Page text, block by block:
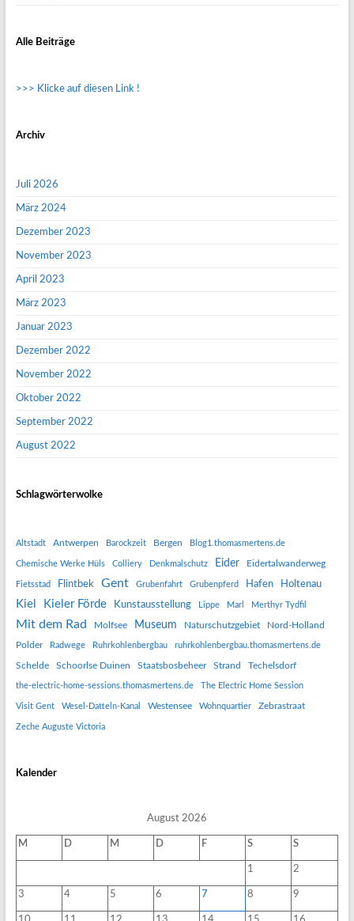
Alle Beiträge
>>> Klicke auf diesen Link !
Archiv
Juli 2026
März 2024
Dezember 2023
November 2023
April 2023
März 2023
Januar 2023
Dezember 2022
November 2022
Oktober 2022
September 2022
August 2022
Schlagwörterwolke
Altstadt Antwerpen Barockzeit Bergen Blog1.thomasmertens.de
Chemische Werke Hüls Colliery Denkmalschutz Eider Eidertalwanderweg
Fietsstad Flintbek Gent Grubenfahrt Grubenpferd Hafen Holtenau
Kiel Kieler Förde Kunstausstellung Lippe Marl Merthyr Tydfil
Mit dem Rad Molfsee Museum Naturschutzgebiet Nord-Holland
Polder Radwege Ruhrkohlenbergbau ruhrkohlenbergbau.thomasmertens.de
Schelde Schoorlse Duinen Staatsbosbeheer Strand Techelsdorf
the-electric-home-sessions.thomasmertens.de The Electric Home Session
Visit Gent Wesel-Datteln-Kanal Westensee Wohnquartier Zebrastraat
Zeche Auguste Victoria
Kalender
August 2026
M D M D F S S
1 2
3 4 5 6 7 8 9